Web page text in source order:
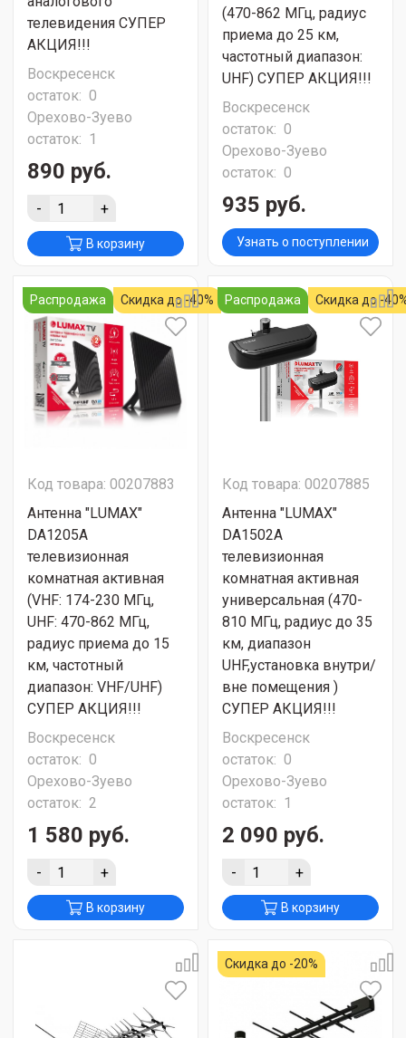
телевидения СУПЕР
АКЦИЯ!!!
Воскресенск
остаток: 0
Орехово-Зуево
остаток: 1
890 руб.
- +
В корзину
(470-862 МГц, радиус
приема до 25 км,
частотный диапазон:
UHF) СУПЕР АКЦИЯ!!!
Воскресенск
остаток: 0
Орехово-Зуево
остаток: 0
935 руб.
Узнать о поступлении
Распродажа Скидка до -40%
Код товара: 00207883
Антенна "LUMAX"
DA1205A
телевизионная
комнатная активная
(VHF: 174-230 МГц,
UHF: 470-862 МГц,
радиус приема до 15
км, частотный
диапазон: VHF/UHF)
СУПЕР АКЦИЯ!!!
Воскресенск
остаток: 0
Орехово-Зуево
остаток: 2
1 580 руб.
- +
В корзину
Распродажа Скидка до -
Код товара: 00207885
Антенна "LUMAX"
DA1502A
телевизионная
комнатная активная
универсальная (470-
810 МГц, радиус до 35
км, диапазон
UHF,установка внутри/
вне помещения )
СУПЕР АКЦИЯ!!!
Воскресенск
остаток: 0
Орехово-Зуево
остаток: 1
2 090 руб.
- +
В корзину
Скидка до -20%